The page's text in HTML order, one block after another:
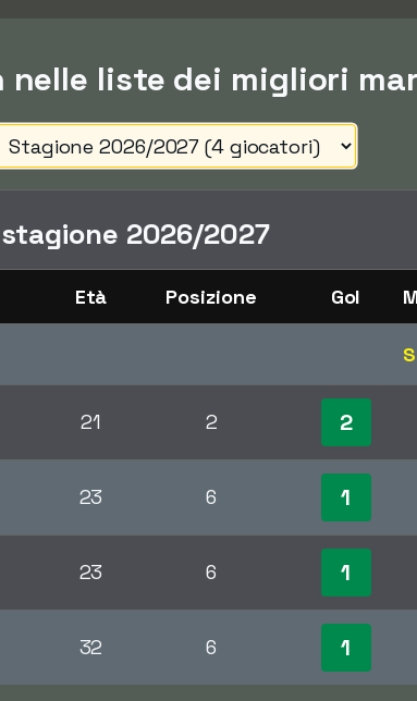
nelle liste dei migliori
2026/2027
Età Posizione Gol
21 2 2
23 6 1
23 6 1
32 6 1